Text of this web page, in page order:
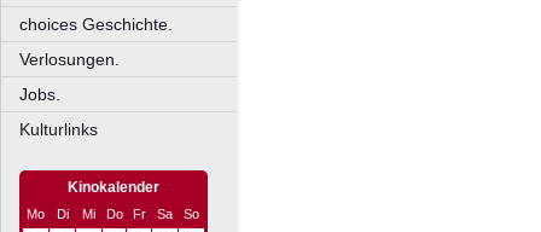
choices Geschichte.
Verlosungen.
Jobs.
Kulturlinks
Kinokalender
Mo Di Mi Do Fr Sa
So